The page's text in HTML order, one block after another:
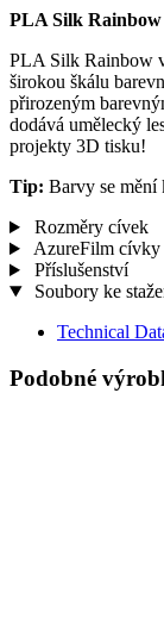
PLA Silk Rainbow
PLA Silk Rainbow
širokou škálu
přirozeným
dodává umělecký
projekty 3D tisku!
Tip: Barvy se mění
Rozměry cívek
AzureFilm cívky
Příslušenství
Soubory ke
Technical
Podobné